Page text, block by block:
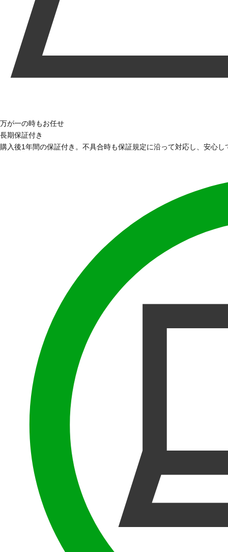
万が一の時もお任せ
長期保証付き
購入後1年間の保証付き。不具合時も保証規定に沿って対応し、安心